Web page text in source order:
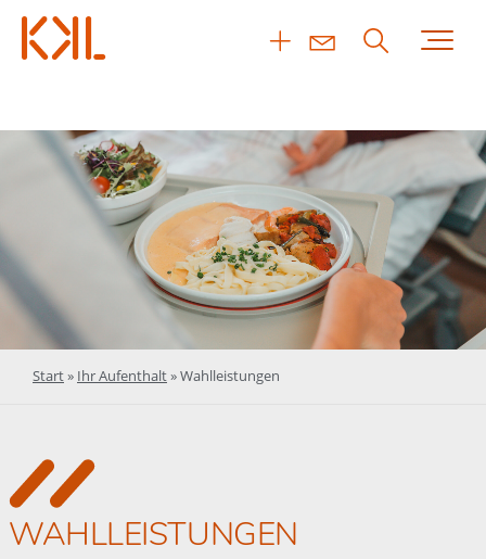
Start» Ihr Aufenthalt»Wahlleistungen
WAHLLEISTUNGEN